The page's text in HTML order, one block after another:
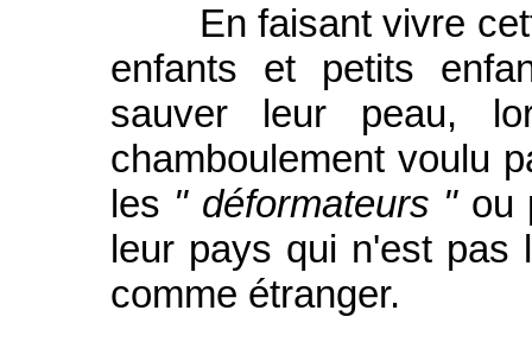
En faisant vivre
enfants et petits
sauver leur peau,
chamboulement voulu
les " déformateurs "ou
leur pays qui n'est pas
comme étranger.